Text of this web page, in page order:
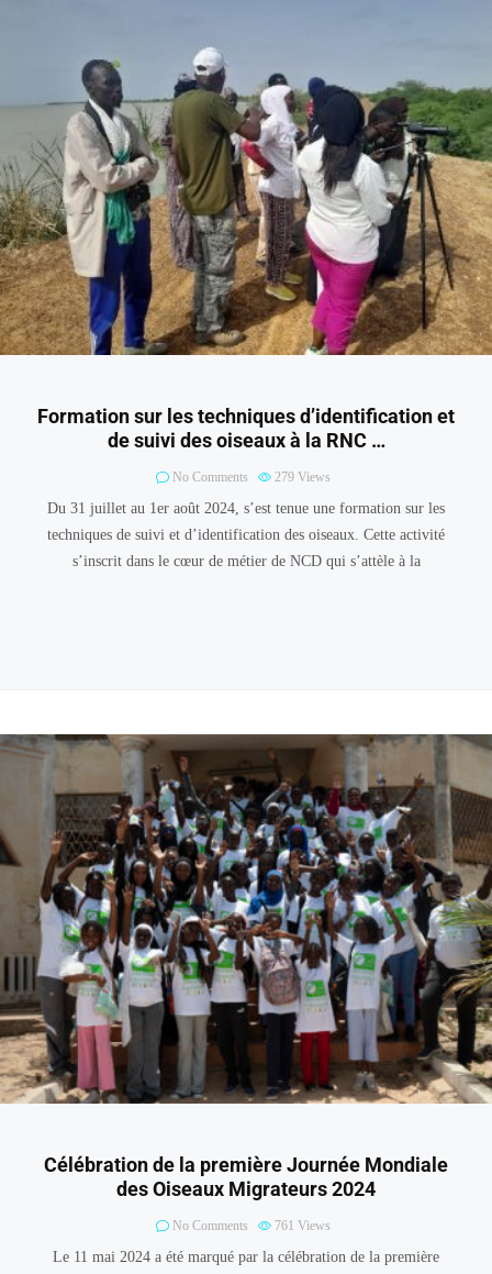
Formation sur les techniques d’identification et
de suivi des oiseaux à la RNC …
No Comments 279 Views
Du 31 juillet au 1er août 2024, s’est tenue une formation sur les
techniques de suivi et d’identification des oiseaux. Cette activité
s’inscrit dans le cœur de métier de NCD qui s’attèle à la
Célébration de la première Journée Mondiale
des Oiseaux Migrateurs 2024
No Comments 761 Views
Le 11 mai 2024 a été marqué par la célébration de la première